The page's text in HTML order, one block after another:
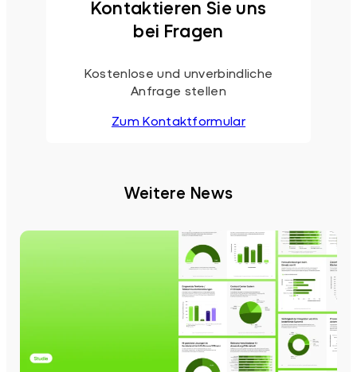
Kontaktieren Sie uns
bei Fragen
Kostenlose und unverbindliche
Anfrage stellen
Zum Kontaktformular
Weitere News